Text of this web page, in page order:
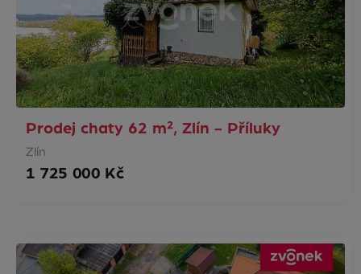
Prodej chaty 62 m², Zlín - Příluky
Zlín
1 725 000 Kč